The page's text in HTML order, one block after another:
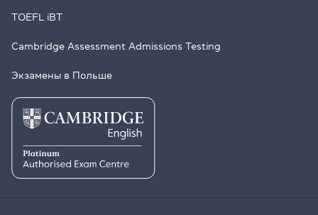
TOEFL iBT
Cambridge Assessment Admissions Testing
Экзамены в Польше